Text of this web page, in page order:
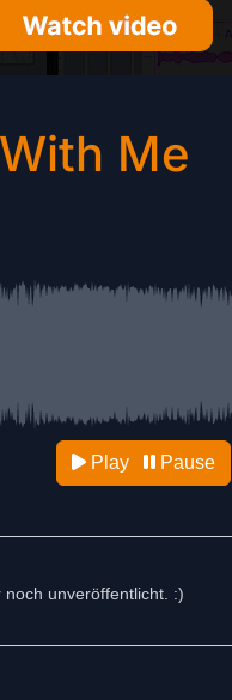
Me
Play Pause
unveröffentlicht. :)